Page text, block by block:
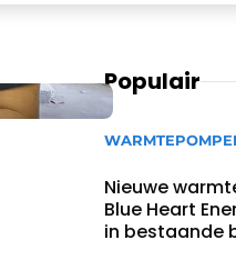
Populair
Nieuwe
Blue Heart
in bestaande